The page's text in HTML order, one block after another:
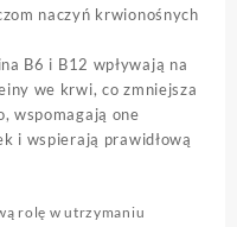
naczyń krwionośnych
B6 i B12 wpływają na
we krwi, co zmniejsza
wspomagają one
i wspierają prawidłową
rolę w utrzymaniu